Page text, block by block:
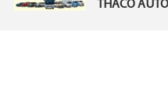
THACO